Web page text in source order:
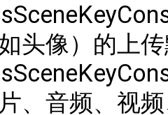
头像）的上
、音频、视